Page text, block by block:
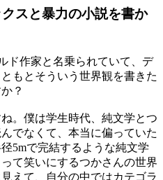
スと暴力の小説を書か
ド作家と名乗られていて、デ
もとそういう世界観を書きた
？
。僕は学生時代、純文学とつ
でなくて、本当に偏っていた
5mで完結するような純文学
て笑いにするつかさんの世界
えて、自分の中ではカテゴラ